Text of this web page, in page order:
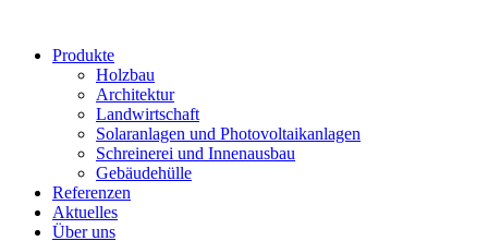
contentProdukte
Holzbau
Architektur
Landwirtschaft
Solaranlagen und Photovoltaikanlagen
Schreinerei und Innenausbau
Gebäudehülle
Referenzen
Aktuelles
Über uns